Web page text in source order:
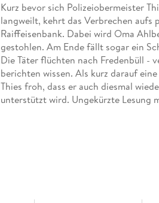
Kurz bevor sich Polizeiobermeister
langweilt, kehrt das Verbrechen aufs
Raiffeisenbank. Dabei wird Oma
gestohlen. Am Ende fällt sogar ein
Die Täter flüchten nach Fredenbüll -
berichten wissen. Als kurz darauf
Thies froh, dass er auch diesmal
unterstützt wird. Ungekürzte Lesung